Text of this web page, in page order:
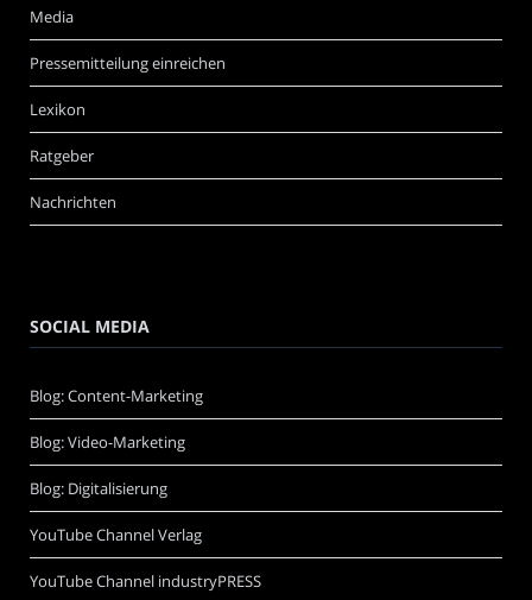
Media
Pressemitteilung einreichen
Lexikon
Ratgeber
Nachrichten
SOCIAL MEDIA
Blog: Content-Marketing
Blog: Video-Marketing
Blog: Digitalisierung
YouTube Channel Verlag
YouTube Channel industryPRESS